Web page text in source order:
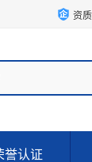
资
誉认证